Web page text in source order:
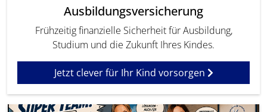
Ausbildungsversicherung
Frühzeitig finanzielle Sicherheit für Ausbildung,
Studium und die Zukunft Ihres Kindes.
Jetzt clever für Ihr Kind vorsorgen